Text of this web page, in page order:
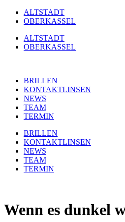
Zum
Inhalt
ALTSTADT
OBERKASSEL
ALTSTADT
OBERKASSEL
BRILLEN
KONTAKTLINSEN
NEWS
TEAM
TERMIN
BRILLEN
KONTAKTLINSEN
NEWS
TEAM
TERMIN
Wenn es dunkel